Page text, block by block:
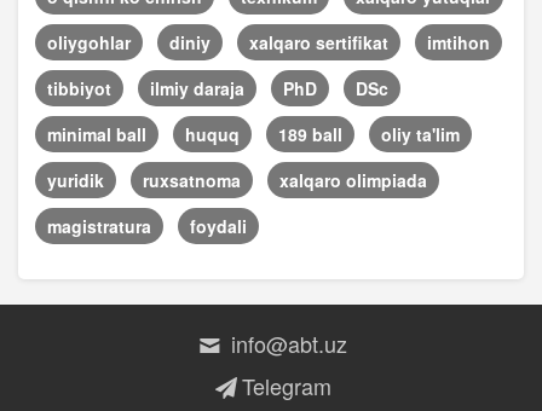
oliygohlar
diniy xalqaro sertifikat
imtihon
tibbiyot
ilmiy daraja PhD
DSc
minimal ball
huquq 189 ball
oliy ta'lim
yuridik
ruxsatnoma
xalqaro olimpiada
magistratura
foydali
info@abt.uz
Telegram